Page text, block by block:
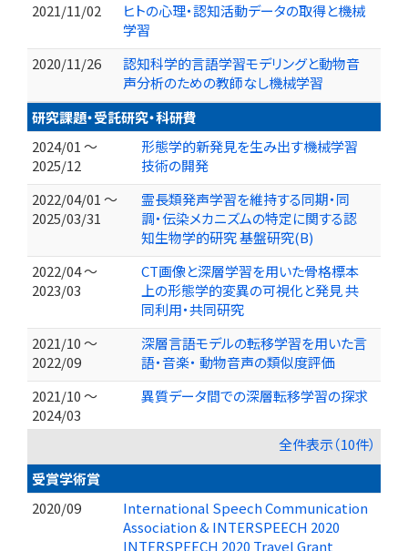
2021/11/02
ヒトの心理・認知活動データの取得と機械
学習
2020/11/26
認知科学的言語学習モデリングと動物音
声分析のための教師なし機械学習
研究課題・受託研究・科研費
2024/01 ～
2025/12
形態学的新発見を生み出す機械学習
技術の開発
2022/04/01 ～
2025/03/31
霊長類発声学習を維持する同期・同
調・伝染メカニズムの特定に関する認
知生物学的研究 基盤研究(B)
2022/04 ～
2023/03
CT画像と深層学習を用いた骨格標本
上の形態学的変異の可視化と発見 共
同利用・共同研究
2021/10 ～
2022/09
深層言語モデルの転移学習を用いた言
語・音楽・ 動物音声の類似度評価
2021/10 ～
2024/03
異質データ間での深層転移学習の探求
全件表示（10件）
受賞学術賞
2020/09
International Speech Communication
Association & INTERSPEECH 2020
INTERSPEECH 2020 Travel Grant